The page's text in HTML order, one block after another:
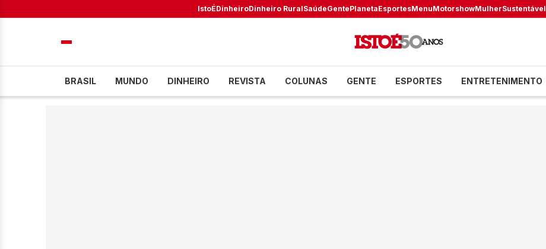
IstoÉDinheiroDinheiro RuralSaúdeGentePlanetaEsportesMenuMotorshowMulherSustentável
BRASIL MUNDO DINHEIRO REVISTA COLUNAS GENTE ESPORTES ENTRETENIMENTO